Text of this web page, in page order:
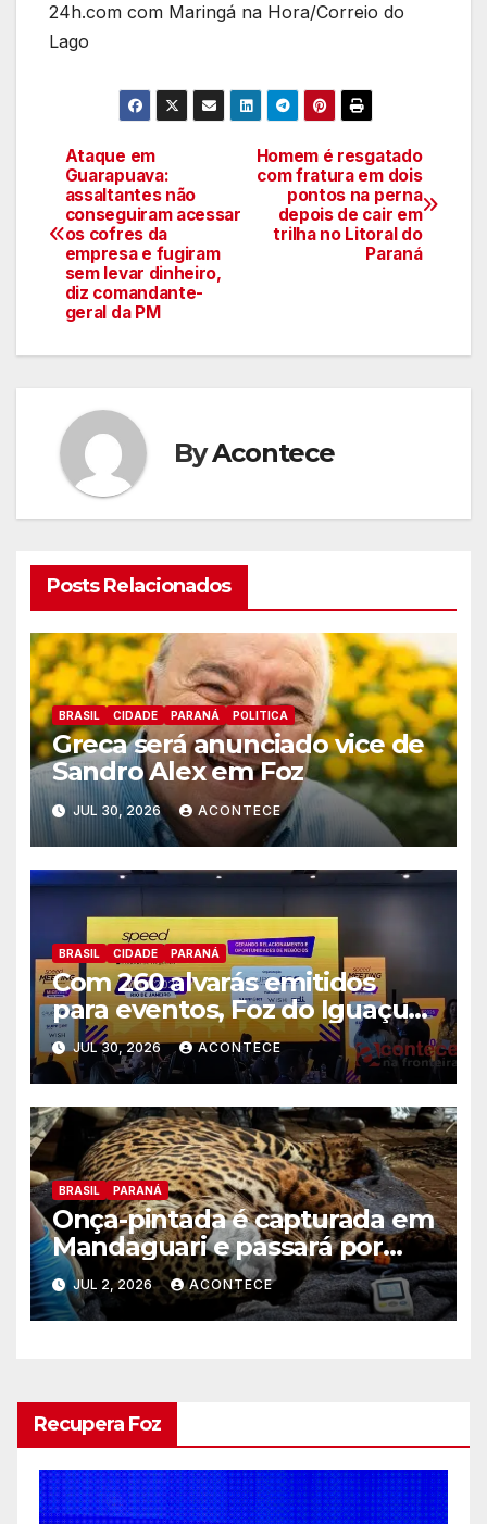
24h.com com Maringá na Hora/Correio do
Lago
Navegação
de
artigos
Homem é resgatado
com fratura em dois
pontos na perna
depois de cair em
trilha no Litoral do
Paraná
Ataque em
Guarapuava:
assaltantes não
conseguiram acessar
os cofres da
empresa e fugiram
sem levar dinheiro,
diz comandante-
geral da PM
ByAcontece
Posts Relacionados
BRASIL CIDADE PARANÁ POLITICA
Greca será anunciado vice de
Sandro Alex em Foz
JUL 30, 2026 ACONTECE
BRASIL CIDADE PARANÁ
Com 260 alvarás emitidos
para eventos, Foz do Iguaçu
busca captar mais ações MICE
no Rio de Janeiro
JUL 30, 2026 ACONTECE
BRASIL PARANÁ
Onça-pintada é capturada em
Mandaguari e passará por
exames no zoo de Cascavel
JUL 2, 2026 ACONTECE
Recupera Foz